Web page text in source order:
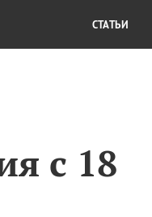
с 18
СТАТЬИ